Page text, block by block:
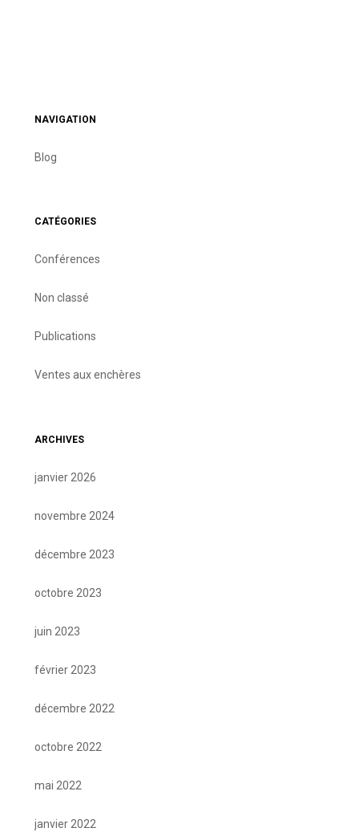
NAVIGATION
Blog
CATÉGORIES
Conférences
Non classé
Publications
Ventes aux enchères
ARCHIVES
janvier 2026
novembre 2024
décembre 2023
octobre 2023
juin 2023
février 2023
décembre 2022
octobre 2022
mai 2022
janvier 2022